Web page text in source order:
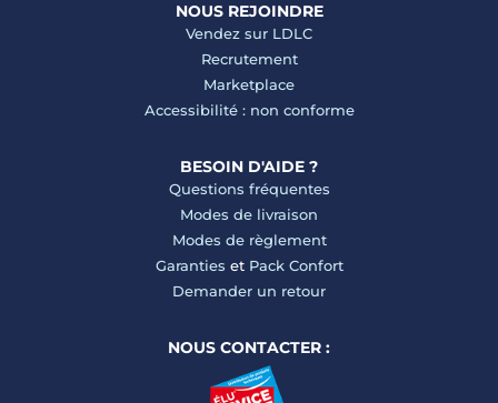
NOUS REJOINDRE
Vendez sur LDLC
Recrutement
Marketplace
Accessibilité : non conforme
BESOIN D'AIDE ?
Questions fréquentes
Modes de livraison
Modes de règlement
Garanties et Pack Confort
Demander un retour
NOUS CONTACTER :